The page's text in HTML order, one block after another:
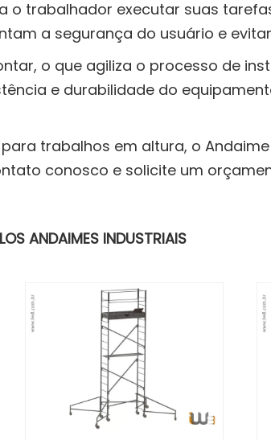
trabalhador executar suas
a segurança do usuário e
o que agiliza o processo de
e durabilidade do
trabalhos em altura, o
conosco e solicite um
ANDAIMES INDUSTRIAIS